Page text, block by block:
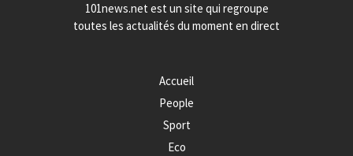
101news.net est un site qui regroupe
toutes les actualités du moment en direct
Accueil
People
Sport
Eco